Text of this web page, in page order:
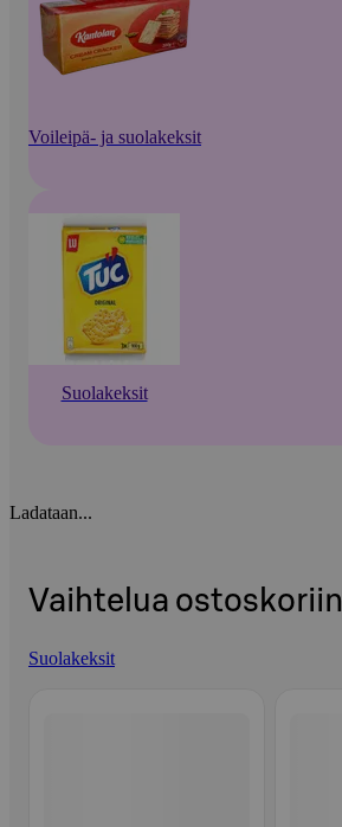
Voileipä- ja suolakeksit
Suolakeksit
Ladataan...
Vaihtelua ostoskoriin
Suolakeksit